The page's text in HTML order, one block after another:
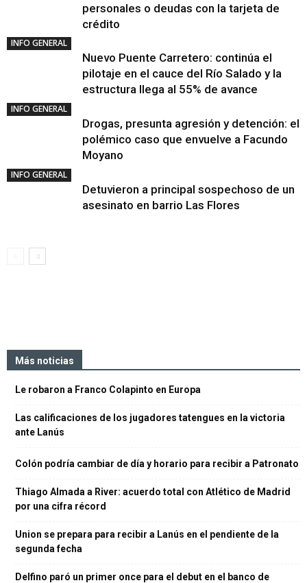
personales o deudas con la tarjeta de
crédito
INFO GENERAL
Nuevo Puente Carretero: continúa el
pilotaje en el cauce del Río Salado y la
estructura llega al 55% de avance
INFO GENERAL
Drogas, presunta agresión y detención: el
polémico caso que envuelve a Facundo
Moyano
INFO GENERAL
Detuvieron a principal sospechoso de un
asesinato en barrio Las Flores
Más noticias
Le robaron a Franco Colapinto en Europa
Las calificaciones de los jugadores tatengues en la victoria
ante Lanús
Colón podría cambiar de día y horario para recibir a Patronato
Thiago Almada a River: acuerdo total con Atlético de Madrid
por una cifra récord
Union se prepara para recibir a Lanús en el pendiente de la
segunda fecha
Delfino paró un primer once para el debut en el banco de